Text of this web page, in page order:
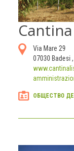
Via Mare 29
07030 Badesi
ОБЩЕСТВО